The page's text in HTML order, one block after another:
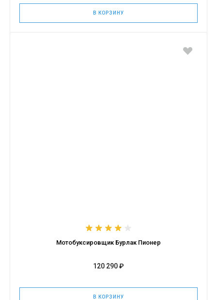
В КОРЗИНУ
Мотобуксировщик Бурлак Пионер
120 290 ₽
В КОРЗИНУ